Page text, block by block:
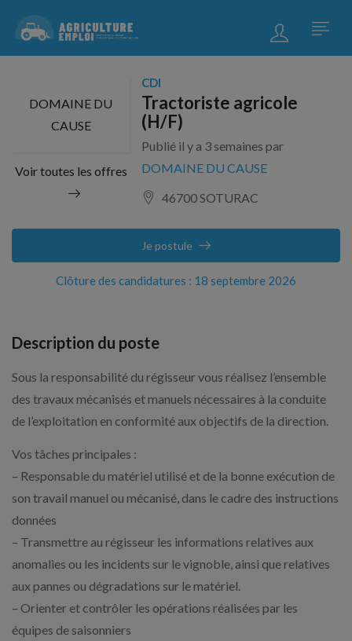
DOMAINE DU
CAUSE
Voir toutes les offres
CDI
Tractoriste agricole
(H/F)
Publié il y a 3 semaines par
DOMAINE DU CAUSE
46700 SOTURAC
Clôture des candidatures : 18 septembre 2026
Je postule
Description du poste
Sous la responsabilité du régisseur vous réalisez l’ensemble
des travaux mécanisés et manuels nécessaires à la conduite
de l’exploitation en conformité aux objectifs de la direction.
Vos tâches principales :
– Responsable du matériel utilisé et de la bonne exécution de
son travail manuel ou mécanisé, dans le cadre des instructions
données
– Transmettre au régisseur les informations relatives aux
anomalies ou les incidents sur le vignoble, ainsi que relatives
aux pannes ou dégradations sur le matériel.
– Orienter et contrôler les opérations réalisées par les
équipes de saisonniers